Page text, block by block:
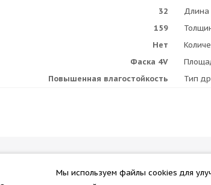
32 Длина
159
Нет
Фаска 4V
Повышенная влагостойкость Тип
Мы используем файлы cookies для